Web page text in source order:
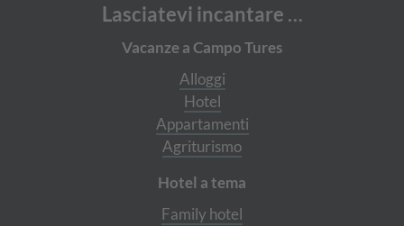
Lasciatevi incantare …
Vacanze a Campo Tures
Alloggi
Hotel
Appartamenti
Agriturismo
Hotel a tema
Family hotel